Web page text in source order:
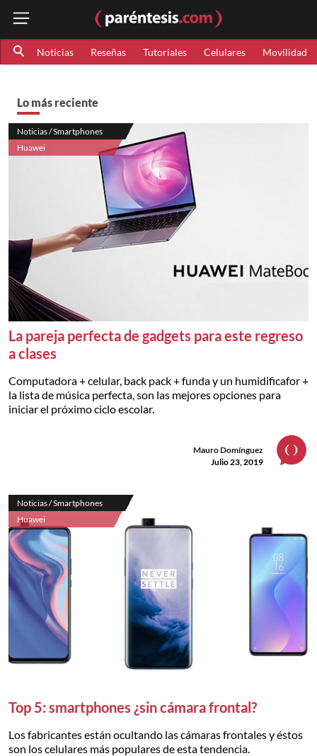
Noticias Reseñas Tutoriales Celulares Movilidad
Lo más reciente
Noticias / Smartphones
Huawei
La pareja perfecta de gadgets para este regreso
a clases
Computadora + celular, back pack + funda y un humidificafor +
la lista de música perfecta, son las mejores opciones para
iniciar el próximo ciclo escolar.
Mauro Domínguez
Julio 23, 2019
Noticias / Smartphones
Huawei
Top 5: smartphones ¿sin cámara frontal?
Los fabricantes están ocultando las cámaras frontales y éstos
son los celulares más populares de esta tendencia.